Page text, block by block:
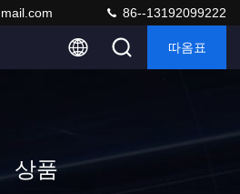
86--13192099222
따옴표
상품